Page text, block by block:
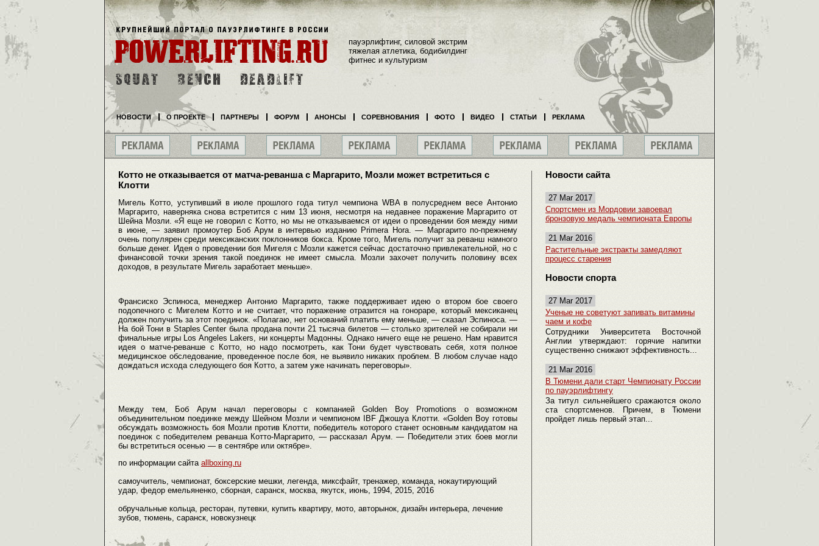
Котто не отказывается от матча-реванша с Маргарито, Мозли может встретиться с
Клотти
Мигель Котто, уступивший в июле прошлого года титул чемпиона WBA в полусреднем весе Антонио
Маргарито, наверняка снова встретится с ним 13 июня, несмотря на недавнее поражение Маргарито от
Шейна Мозли. «Я еще не говорил с Котто, но мы не отказываемся от идеи о проведении боя между ними
в июне, — заявил промоутер Боб Арум в интервью изданию Primera Hora. — Маргарито по-прежнему
очень популярен среди мексиканских поклонников бокса. Кроме того, Мигель получит за реванш намного
больше денег. Идея о проведении боя Мигеля с Мозли кажется сейчас достаточно привлекательной, но с
финансовой точки зрения такой поединок не имеет смысла. Мозли захочет получить половину всех
доходов, в результате Мигель заработает меньше».
Франсиско Эспиноса, менеджер Антонио Маргарито, также поддерживает идею о втором бое своего
подопечного с Мигелем Котто и не считает, что поражение отразится на гонораре, который мексиканец
должен получить за этот поединок. «Полагаю, нет оснований платить ему меньше, — сказал Эспиноса. —
На бой Тони в Staples Center была продана почти 21 тысяча билетов — столько зрителей не собирали ни
финальные игры Los Angeles Lakers, ни концерты Мадонны. Однако ничего еще не решено. Нам нравится
идея о матче-реванше с Котто, но надо посмотреть, как Тони будет чувствовать себя, хотя полное
медицинское обследование, проведенное после боя, не выявило никаких проблем. В любом случае надо
дождаться исхода следующего боя Котто, а затем уже начинать переговоры».
Между тем, Боб Арум начал переговоры с компанией Golden Boy Promotions о возможном
объединительном поединке между Шейном Мозли и чемпионом IBF Джошуа Клотти. «Golden Boy готовы
обсуждать возможность боя Мозли против Клотти, победитель которого станет основным кандидатом на
поединок с победителем реванша Котто-Маргарито, — рассказал Арум. — Победители этих боев могли
бы встретиться осенью — в сентябре или октябре».
по информации сайта allboxing.ru
самоучитель, чемпионат, боксерские мешки, легенда, миксфайт, тренажер, команда, нокаутирующий
удар, федор емельяненко, сборная, саранск, москва, якутск, июнь, 1994, 2015, 2016
обручальные кольца, ресторан, путевки, купить квартиру, мото, авторынок, дизайн интерьера, лечение
зубов, тюмень, саранск, новокузнецк
Новости сайта
27 Mar 2017
Спортсмен из Мордовии завоевал
бронзовую медаль чемпионата Европы
21 Mar 2016
Растительные экстракты замедляют
процесс старения
Новости спорта
27 Mar 2017
Ученые не советуют запивать витамины
чаем и кофе
Сотрудники Университета Восточной
Англии утверждают: горячие напитки
существенно снижают эффективность...
21 Mar 2016
В Тюмени дали старт Чемпионату России
по пауэрлифтингу
За титул сильнейшего сражаются около
ста спортсменов. Причем, в Тюмени
пройдет лишь первый этап...
пауэрлифтинг, силовой экстрим
тяжелая атлетика, бодибилдинг
фитнес и культуризм
НОВОСТИ О ПРОЕКТЕ ПАРТНЕРЫ ФОРУМ АНОНСЫ СОРЕВНОВАНИЯ ФОТО ВИДЕО СТАТЬИ РЕКЛАМА